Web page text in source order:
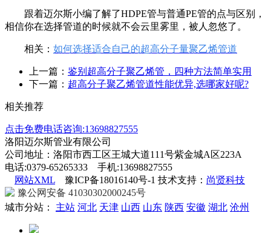
跟着迈尔斯小编了解了HDPE管与普通PE管的点与区别，
相信你在选择管道的时候就不会云里雾里，被人忽悠了。
相关： 如何选择适合自己的超高分子量聚乙烯管道
上一篇： 鉴别超高分子聚乙烯管，四种方法简单实用
下一篇： 超高分子聚乙烯管道性能优异,选哪家好呢?
相关推荐
点击免费电话咨询:13698827555
洛阳迈尔斯管业有限公司
公司地址：洛阳市西工区王城大道111号紫金城A区223A
电话:0379-65265333 手机:13698827555
网站XML 豫ICP备18016140号-1 技术支持： 尚贤科技
豫公网安备 41030302000245号
城市分站：
主站 河北 天津 山西 山东 陕西 安徽 湖北 沧州